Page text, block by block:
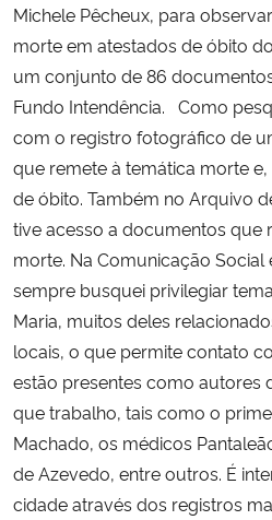
Michele Pêcheux, para
morte em atestados de óbito
um conjunto de 86
Fundo Intendência. Como
com o registro fotográfico de
que remete à temática morte
de óbito. Também no Arquivo
tive acesso a documentos que
morte. Na Comunicação Social
sempre busquei privilegiar
Maria, muitos deles
locais, o que permite contato
estão presentes como autores
que trabalho, tais como o
Machado, os médicos
de Azevedo, entre outros. É
cidade através dos registros